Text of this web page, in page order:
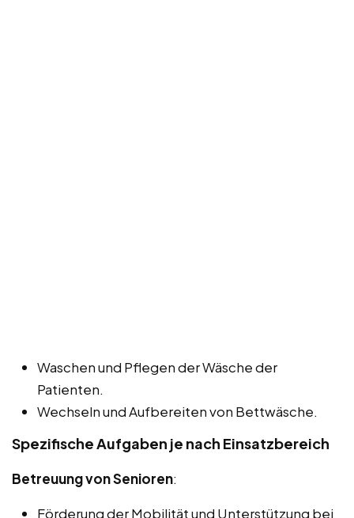
Waschen und Pflegen der Wäsche der
Patienten.
Wechseln und Aufbereiten von Bettwäsche.
Spezifische Aufgaben je nach Einsatzbereich
Betreuung von Senioren:
Förderung der Mobilität und Unterstützung bei